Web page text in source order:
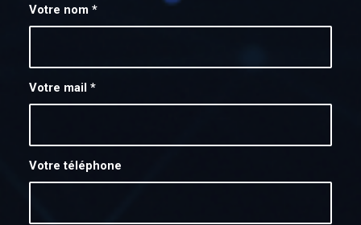
Votre nom *
Votre mail *
Votre téléphone